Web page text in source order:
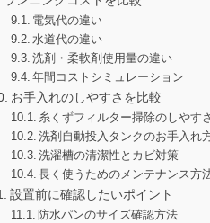
電気代の違い
水道代の違い
洗剤・柔軟剤使用量の違い
年間コストシミュレーション
お手入れのしやすさを比較
糸くずフィルター掃除のしやすさ
洗剤自動投入タンクのお手入れ
洗濯槽の清潔性とカビ対策
長く使うためのメンテナンス方
設置前に確認したいポイント
防水パンのサイズ確認方法